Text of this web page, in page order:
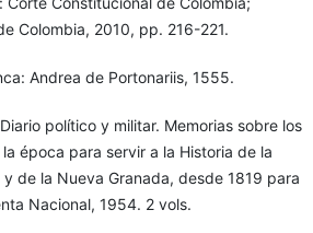
Colombia, 2010, pp. 216-221.
Andrea de Portonariis, 1555.
político y militar. Memorias sobre los
época para servir a la Historia de la
de la Nueva Granada, desde 1819 para
Nacional, 1954. 2 vols.